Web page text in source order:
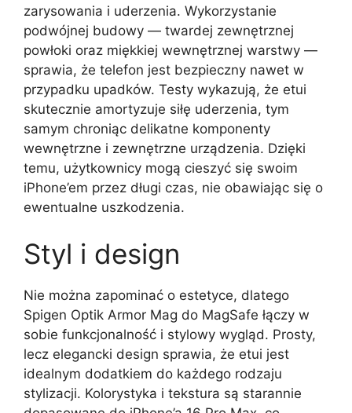
zarysowania i uderzenia. Wykorzystanie
podwójnej budowy — twardej zewnętrznej
powłoki oraz miękkiej wewnętrznej warstwy —
sprawia, że telefon jest bezpieczny nawet w
przypadku upadków. Testy wykazują, że etui
skutecznie amortyzuje siłę uderzenia, tym
samym chroniąc delikatne komponenty
wewnętrzne i zewnętrzne urządzenia. Dzięki
temu, użytkownicy mogą cieszyć się swoim
iPhone’em przez długi czas, nie obawiając się o
ewentualne uszkodzenia.
Styl i design
Nie można zapominać o estetyce, dlatego
Spigen Optik Armor Mag do MagSafe łączy w
sobie funkcjonalność i stylowy wygląd. Prosty,
lecz elegancki design sprawia, że etui jest
idealnym dodatkiem do każdego rodzaju
stylizacji. Kolorystyka i tekstura są starannie